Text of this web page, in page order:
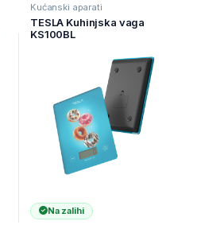
Kućanski aparati
TESLA Kuhinjska vaga
KS100BL
Na zalihi